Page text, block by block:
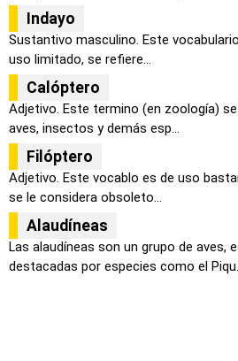
Indayo
Sustantivo masculino. Este
uso limitado, se refiere...
Calóptero
Adjetivo. Este termino (en zoología)
aves, insectos y demás esp...
Filóptero
Adjetivo. Este vocablo es de uso
se le considera obsoleto...
Alaudíneas
Las alaudíneas son un grupo de aves,
destacadas por especies como el